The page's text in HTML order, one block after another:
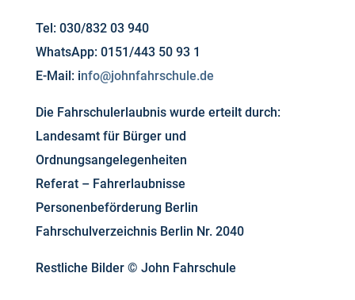
Tel: 030/832 03 940
WhatsApp: 0151/443 50 93 1
E-Mail: info@johnfahrschule.de
Die Fahrschulerlaubnis wurde erteilt durch:
Landesamt für Bürger und
Ordnungsangelegenheiten
Referat – Fahrerlaubnisse
Personenbeförderung Berlin
Fahrschulverzeichnis Berlin Nr. 2040
Restliche Bilder © John Fahrschule